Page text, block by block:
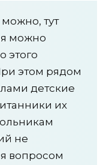
можно, тут
можно
этого
этом рядом
детские
их
не
вопросом